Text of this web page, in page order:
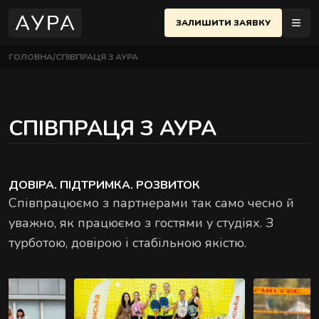
ЗАЛИШИТИ ЗАЯВКУ
ГОЛОВНА СПІВПРАЦЯ З АУРА
СПІВПРАЦЯ З АУРА
ДОВІРА. ПІДТРИМКА. РОЗВИТОК
Співпрацюємо з партнерами так само чесно й
уважно, як працюємо з гостями у студіях. З
турботою, довірою і стабільною якістю.
ПОЛТАВА
РАЙОН
1, Київ
ШКОЛА
МАСАЖІ
відновлення тіла.